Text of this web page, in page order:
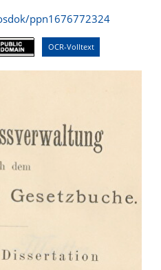
ppn1676772324
OCR-Volltext